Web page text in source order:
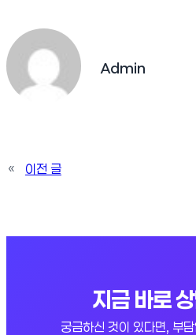
Admin
«
이전 글
지금 바로
궁금하신 것이 있다면, 부